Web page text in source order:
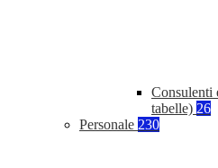
Consulenti
tabelle) 26
Personale 230